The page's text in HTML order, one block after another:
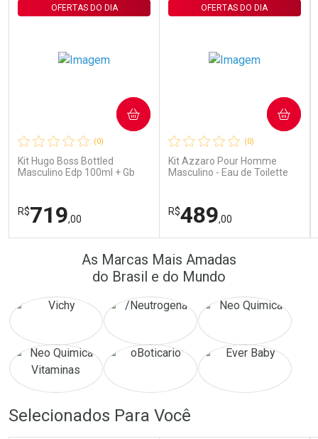
Comprar sem Desconto
Por R$ 16,79/cada
Comprar sem Desconto
Por R$ 16,79/cada
Comprar sem Desconto
Por R$ 14,39/cada
Comprar sem Desconto
Por R$ 14,39/cada
(0)
Kit Hugo Boss Bottled
Masculino Edp 100ml + Gb
OFERTAS DO DIA
R$719,00
COMPRAR
FECHAR
Ativar Desconto
FECHAR
Por Menos
(0)
Kit Azzaro Pour Homme
Masculino - Eau de Toilette
OFERTAS DO DIA
R$489,00
COMPRAR
Laboratório
Ativar Desconto
Por Menos
As Marcas Mais Amadas
do Brasil e do Mundo
Selecionados Para Você